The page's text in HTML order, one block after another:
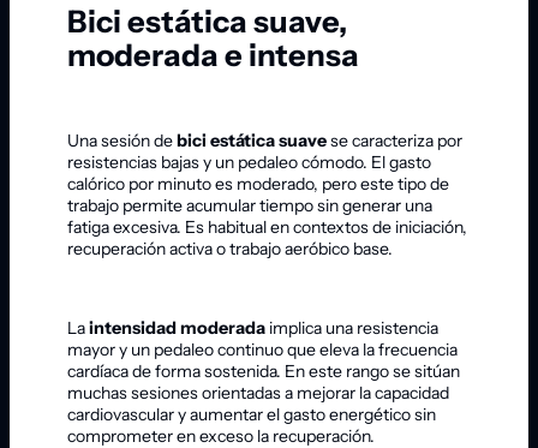
Bici estática suave,
moderada e intensa
Una sesión debici estática suavese caracteriza por
resistencias bajas y un pedaleo cómodo. El gasto
calórico por minuto es moderado, pero este tipo de
trabajo permite acumular tiempo sin generar una
fatiga excesiva. Es habitual en contextos de iniciación,
recuperación activa o trabajo aeróbico base.
Laintensidad moderada implica una resistencia
mayor y un pedaleo continuo que eleva la frecuencia
cardíaca de forma sostenida. En este rango se sitúan
muchas sesiones orientadas a mejorar la capacidad
cardiovascular y aumentar el gasto energético sin
comprometer en exceso la recuperación.